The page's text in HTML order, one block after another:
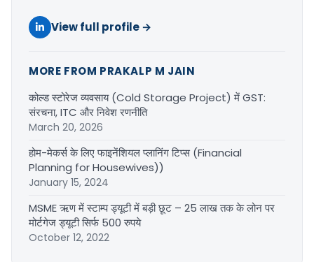
View full profile →
MORE FROM PRAKALP M JAIN
कोल्ड स्टोरेज व्यवसाय (Cold Storage Project) में GST:
संरचना, ITC और निवेश रणनीति
March 20, 2026
होम-मेकर्स के लिए फाइनेंशियल प्लानिंग टिप्स (Financial
Planning for Housewives))
January 15, 2024
MSME ऋण में स्टाम्प ड्यूटी में बड़ी छूट – 25 लाख तक के लोन पर
मोर्टगेज ड्यूटी सिर्फ 500 रुपये
October 12, 2022